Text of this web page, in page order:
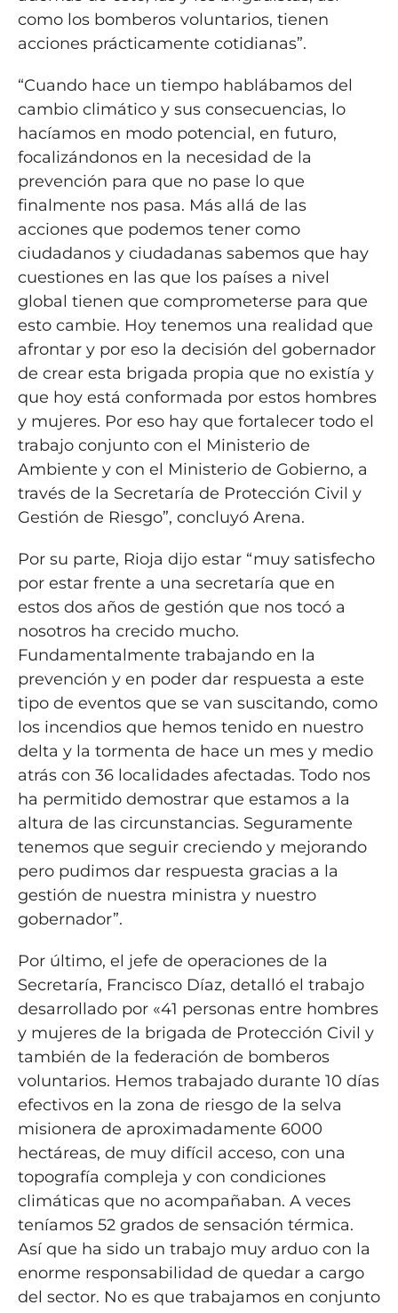
como los bomberos voluntarios, tienen
acciones prácticamente cotidianas”.
“Cuando hace un tiempo hablábamos del
cambio climático y sus consecuencias, lo
hacíamos en modo potencial, en futuro,
focalizándonos en la necesidad de la
prevención para que no pase lo que
finalmente nos pasa. Más allá de las
acciones que podemos tener como
ciudadanos y ciudadanas sabemos que hay
cuestiones en las que los países a nivel
global tienen que comprometerse para que
esto cambie. Hoy tenemos una realidad que
afrontar y por eso la decisión del gobernador
de crear esta brigada propia que no existía y
que hoy está conformada por estos hombres
y mujeres. Por eso hay que fortalecer todo el
trabajo conjunto con el Ministerio de
Ambiente y con el Ministerio de Gobierno, a
través de la Secretaría de Protección Civil y
Gestión de Riesgo”, concluyó Arena.
Por su parte, Rioja dijo estar “muy satisfecho
por estar frente a una secretaría que en
estos dos años de gestión que nos tocó a
nosotros ha crecido mucho.
Fundamentalmente trabajando en la
prevención y en poder dar respuesta a este
tipo de eventos que se van suscitando, como
los incendios que hemos tenido en nuestro
delta y la tormenta de hace un mes y medio
atrás con 36 localidades afectadas. Todo nos
ha permitido demostrar que estamos a la
altura de las circunstancias. Seguramente
tenemos que seguir creciendo y mejorando
pero pudimos dar respuesta gracias a la
gestión de nuestra ministra y nuestro
gobernador”.
Por último, el jefe de operaciones de la
Secretaría, Francisco Díaz, detalló el trabajo
desarrollado por «41 personas entre hombres
y mujeres de la brigada de Protección Civil y
también de la federación de bomberos
voluntarios. Hemos trabajado durante 10 días
efectivos en la zona de riesgo de la selva
misionera de aproximadamente 6000
hectáreas, de muy difícil acceso, con una
topografía compleja y con condiciones
climáticas que no acompañaban. A veces
teníamos 52 grados de sensación térmica.
Así que ha sido un trabajo muy arduo con la
enorme responsabilidad de quedar a cargo
del sector. No es que trabajamos en conjunto